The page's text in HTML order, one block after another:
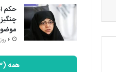
حکم
4 روز پیش
همه (6563)